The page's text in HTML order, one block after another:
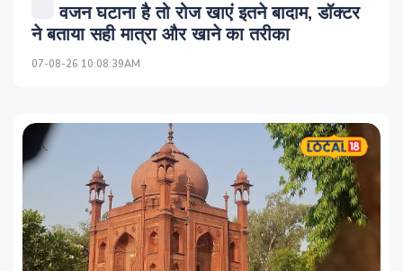
वजन घटाना है तो रोज खाएं इतने बादाम, डॉक्टर
ने बताया सही मात्रा और खाने का तरीका
07-08-26 10:08:39AM